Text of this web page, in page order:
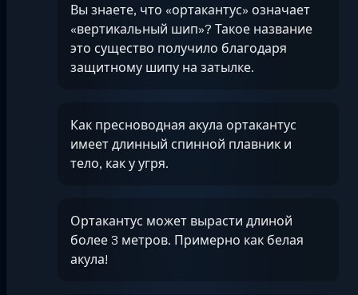
Вы знаете, что «ортакантус» означает
«вертикальный шип»? Такое название
это существо получило благодаря
защитному шипу на затылке.
Как пресноводная акула ортакантус
имеет длинный спинной плавник и
тело, как у угря.
Ортакантус может вырасти длиной
более 3 метров. Примерно как белая
акула!